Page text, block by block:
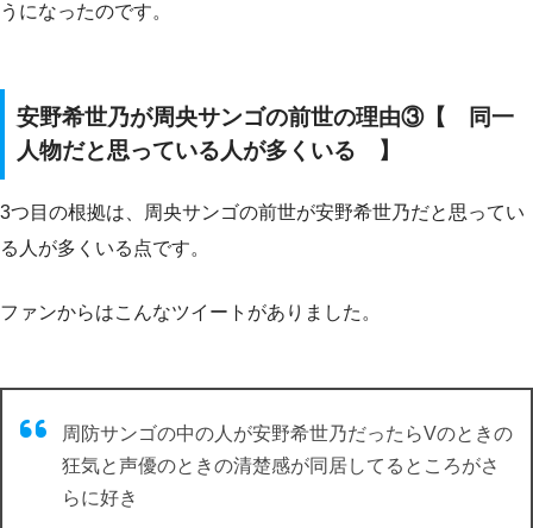
うになったのです。
安野希世乃が周央サンゴの前世の理由③【 同一
人物だと思っている人が多くいる 】
3つ目の根拠は、周央サンゴの前世が安野希世乃だと思ってい
る人が多くいる点です。
ファンからはこんなツイートがありました。
周防サンゴの中の人が安野希世乃だったらVのときの
狂気と声優のときの清楚感が同居してるところがさ
らに好き